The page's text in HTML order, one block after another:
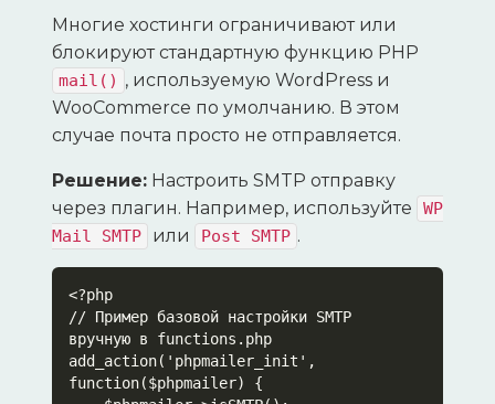
Многие хостинги ограничивают или
блокируют стандартную функцию PHP
mail() , используемую WordPress и
WooCommerce по умолчанию. В этом
случае почта просто не отправляется.
Решение: Настроить SMTP отправку
через плагин. Например, используйте
WP
Mail SMTP
или Post SMTP .
<?php
// Пример базовой настройки SMTP
вручную в functions.php
add_action('phpmailer_init',
function($phpmailer) {